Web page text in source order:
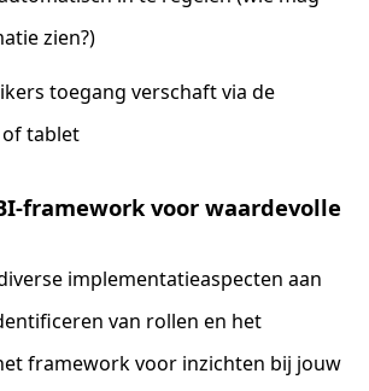
zien?)
toegang verschaft via de
tablet
framework voor waardevolle
implementatieaspecten aan
van rollen en het
framework voor inzichten bij jouw